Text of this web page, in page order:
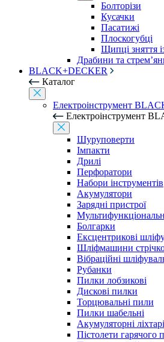
Болторізи
Кусачки
Пасатижі
Плоскогубці
Щипці зняття
Драбини та
BLACK+DECKER
Каталог
Електроінструмент
Електроінструмент
Шуруповерти
Імпакти
Дрилі
Перфоратори
Набори інструментів
Акумулятори
Зарядні пристрої
Болгарки
Ексцентрикові
Шліфмашини
Вібраційні
Рубанки
Пилки лобзикові
Дискові пилки
Торцювальні пили
Пилки шабельні
Акумуляторні ліхтарі
Пістолети гарячого